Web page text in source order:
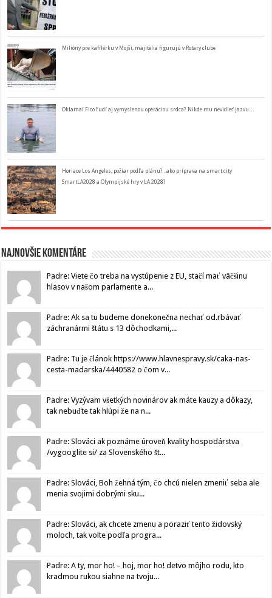
Milióny pre kafilérku v Mojši, majitelia figurujú v Rotary clube
Oklamal Fico ľudí aj vymyslenou operáciou srdca? Nikde mu nevidieť jazvu…
Horiace Los Angeles, požiar podľa plánu? ..ako príprava na smart city
SmartLA2028 a Olympijské hry v LA 2028?
Najnovšie komentáre
Padre: Viete čo treba na vystúpenie z EU, stačí mať väčšinu
hlasov v našom parlamente a...
Padre: Ak sa tu budeme donekonečna nechať od.rbávať
záchranármi štátu s 13 dôchodkami,...
Padre: Tu je článok https://www.hlavnespravy.sk/caka-nas-
cesta-madarska/4440582 o čom v...
Padre: Vyzývam všetkých novinárov ak máte kauzy a dôkazy,
tak nebuďte tak hlúpi že na n...
Padre: Slováci ak poznáme úroveň kvality hospodárstva
/vygooglite si/ za Slovenského št...
Padre: Slováci, Boh žehná tým, čo chcú nielen zmeniť seba ale
menia svojimi dobrými sku...
Padre: Slováci, ak chcete zmenu a poraziť tento židovský
moloch, tak volte podľa progra...
Padre: A ty, mor ho! – hoj, mor ho! detvo môjho rodu, kto
kradmou rukou siahne na tvoju...